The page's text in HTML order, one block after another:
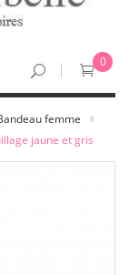
0
femme
jaune et gris